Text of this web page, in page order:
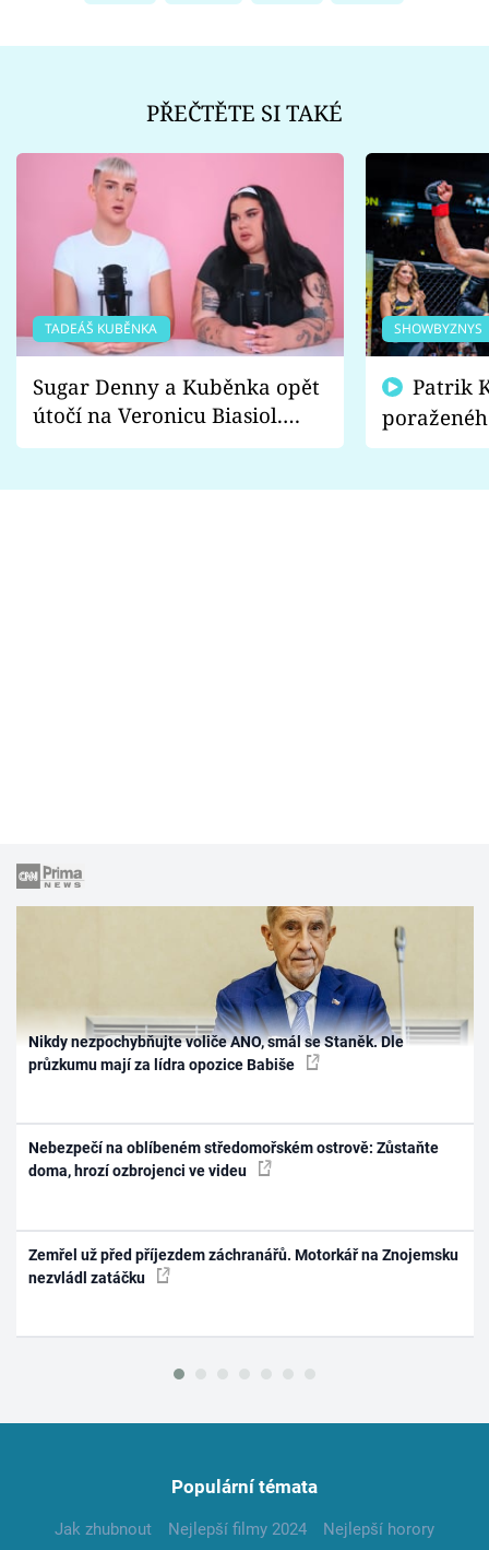
PŘEČTĚTE SI TAKÉ
TADEÁŠ KUBĚNKA
Sugar Denny a Kuběnka opět
útočí na Veronicu Biasiol.
Proč je podle nich falešná a
SHOWBYZNYS
fanoušci
Nikdy nezpochybňujte voliče ANO, smál se Staněk. Dle
průzkumu mají za lídra opozice Babiše
Nebezpečí na oblíbeném středomořském ostrově: Zůstaňte
doma, hrozí ozbrojenci ve videu
Zemřel už před příjezdem záchranářů. Motorkář na Znojemsku
nezvládl zatáčku
Populární témata
Jak zhubnout Nejlepší filmy 2024
Nejlepší horory